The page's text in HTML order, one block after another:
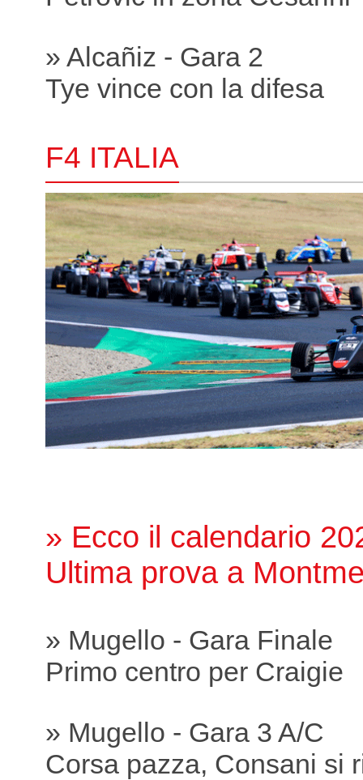
» Alcañiz - Gara 2
Tye vince con la difesa
F4 ITALIA
» Ecco il calendario
Ultima prova a
» Mugello - Gara Finale
Primo centro per Craigie
» Mugello - Gara 3 A/C
Corsa pazza, Consani si